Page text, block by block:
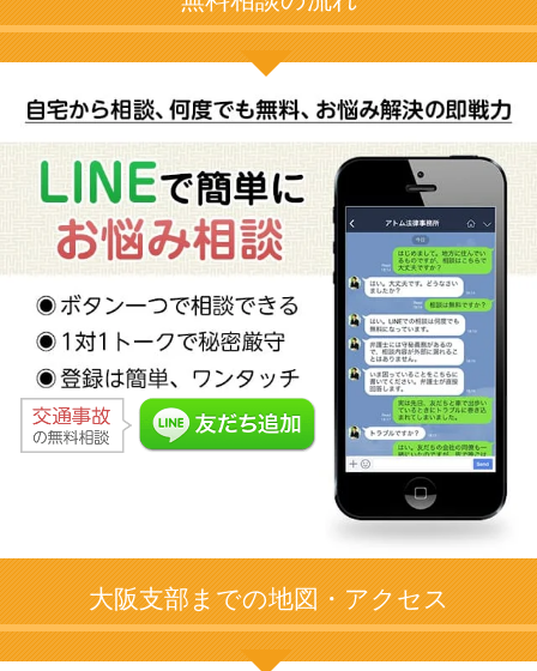
大阪支部までの地図・アクセス